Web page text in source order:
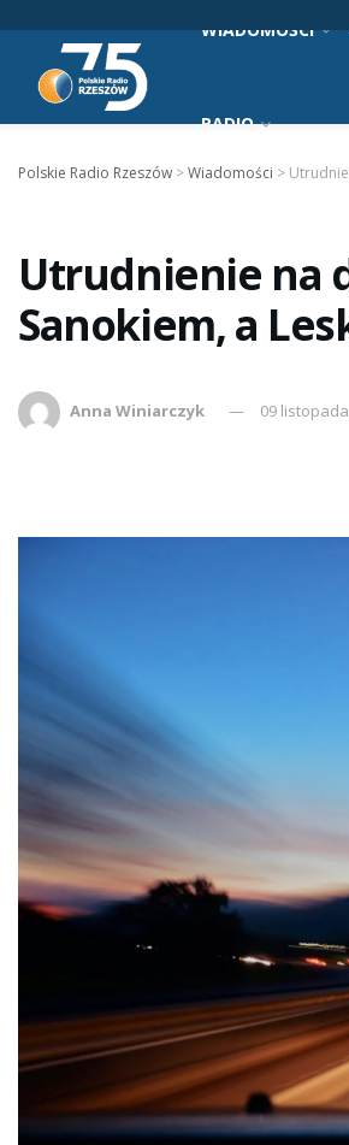
WIADOMOŚCI
RADIO
Polskie Radio Rzeszów >Wiadomości >
Utrudnienie na
Sanokiem, a
Anna Winiarczyk 09